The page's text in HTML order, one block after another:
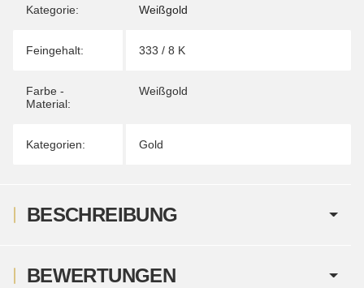
Kategorie: Weißgold
Feingehalt: 333 / 8 K
Farbe -
Material:
Weißgold
Kategorien: Gold
BESCHREIBUNG
BEWERTUNGEN